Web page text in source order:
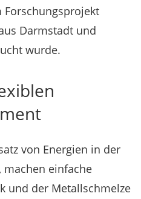
Darmstadt und
wurde.
von Energien in der
einfache
und der Metallschmelze